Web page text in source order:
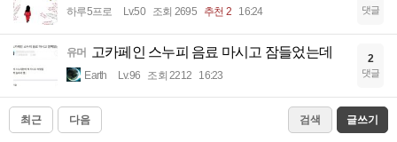
하루5프로 Lv.50 조회 2695 추천 2 16:24 댓글
유머 고카페인 스누피 음료 마시고 잠들었는데
Earth Lv.96 조회 2212 16:23
2
댓글
최근 다음 검색 글쓰기